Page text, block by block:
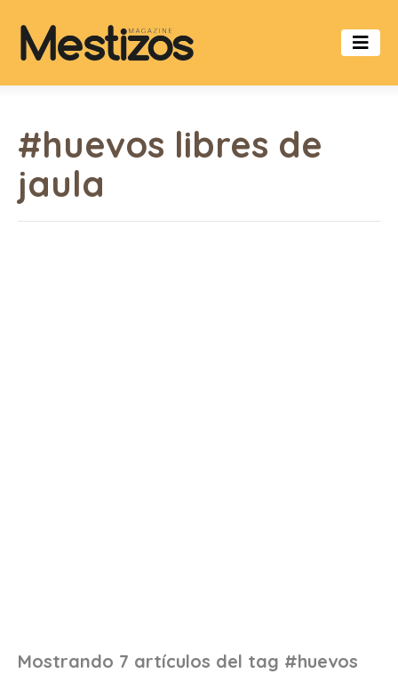
#huevos libres de
jaula
Mostrando 7 artículos del tag #huevos